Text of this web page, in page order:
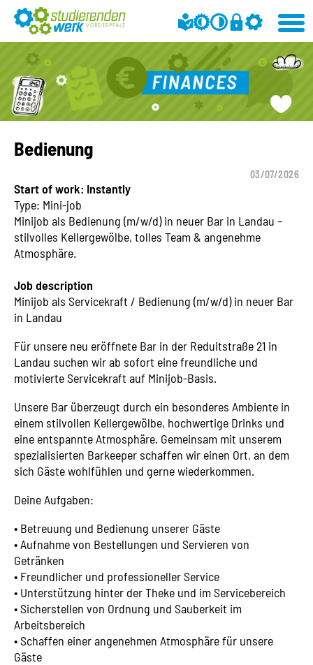
Bedienung
03/07/2026
Start of work: Instantly
Type: Mini-job
Minijob als Bedienung (m/w/d) in neuer Bar in Landau –
stilvolles Kellergewölbe, tolles Team & angenehme
Atmosphäre.
Job description
Minijob als Servicekraft / Bedienung (m/w/d) in neuer Bar
in Landau
Für unsere neu eröffnete Bar in der Reduitstraße 21 in
Landau suchen wir ab sofort eine freundliche und
motivierte Servicekraft auf Minijob-Basis.
Unsere Bar überzeugt durch ein besonderes Ambiente in
einem stilvollen Kellergewölbe, hochwertige Drinks und
eine entspannte Atmosphäre. Gemeinsam mit unserem
spezialisierten Barkeeper schaffen wir einen Ort, an dem
sich Gäste wohlfühlen und gerne wiederkommen.
Deine Aufgaben:
•⁠ ⁠Betreuung und Bedienung unserer Gäste
•⁠ ⁠Aufnahme von Bestellungen und Servieren von
Getränken
•⁠ ⁠Freundlicher und professioneller Service
•⁠ ⁠Unterstützung hinter der Theke und im Servicebereich
•⁠ ⁠Sicherstellen von Ordnung und Sauberkeit im
Arbeitsbereich
•⁠ ⁠Schaffen einer angenehmen Atmosphäre für unsere
Gäste